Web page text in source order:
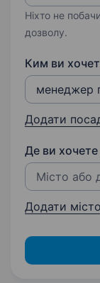
Ніхто не
дозволу.
Ким ви
Додати
Де ви
Додати місто